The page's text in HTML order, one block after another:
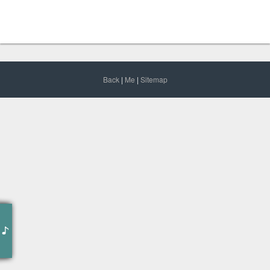
Back| Me | Sitemap